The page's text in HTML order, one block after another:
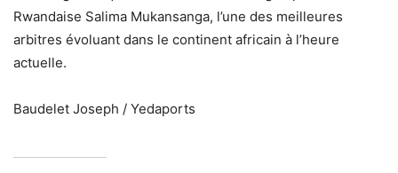
Rwandaise Salima Mukansanga, l’une des meilleures
arbitres évoluant dans le continent africain à l’heure
actuelle.
Baudelet Joseph / Yedaports